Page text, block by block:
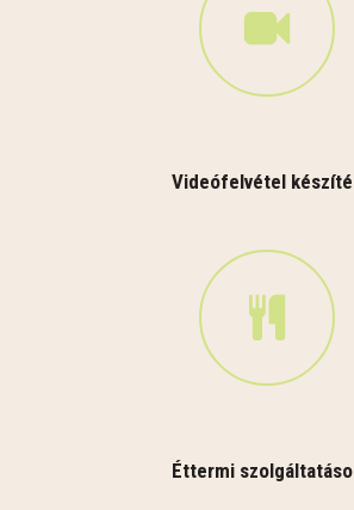
Videófelvétel
Éttermi